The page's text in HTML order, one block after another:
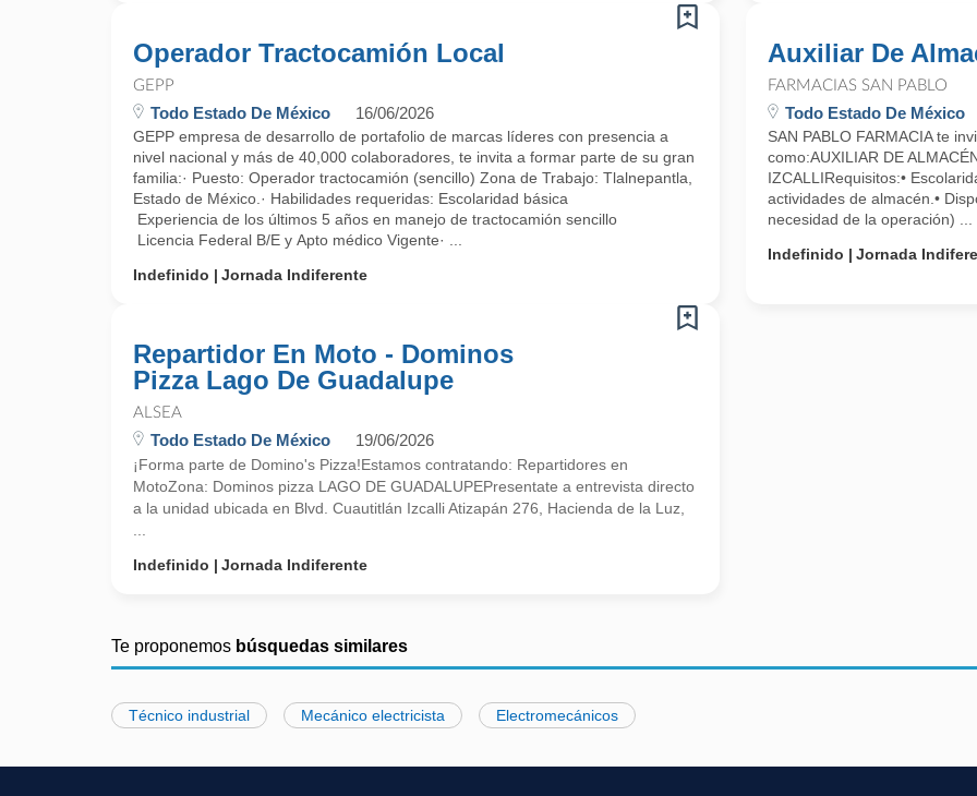
Operador Tractocamión Local
GEPP
Todo Estado De México 16/06/2026
GEPP empresa de desarrollo de portafolio de marcas líderes con presencia a
nivel nacional y más de 40,000 colaboradores, te invita a formar parte de su gran
familia:· Puesto: Operador tractocamión (sencillo) Zona de Trabajo: Tlalnepantla,
Estado de México.· Habilidades requeridas: Escolaridad básica
Experiencia de los últimos 5 años en manejo de tractocamión sencillo
Licencia Federal B/E y Apto médico Vigente· ...
Indefinido
Jornada Indiferente
Auxiliar De
FARMACIAS SAN PABLO
Todo Estado De México
SAN PABLO FARMACIA te
como:AUXILIAR DE
IZCALLIRequisitos:•
actividades de almacén.•
necesidad de la operación) ...
Indefinido
Jornada
Repartidor En Moto - Dominos
Pizza Lago De Guadalupe
ALSEA
Todo Estado De México 19/06/2026
¡Forma parte de Domino's Pizza!Estamos contratando: Repartidores en
MotoZona: Dominos pizza LAGO DE GUADALUPEPresentate a entrevista directo
a la unidad ubicada en Blvd. Cuautitlán Izcalli Atizapán 276, Hacienda de la Luz,
Indefinido
Jornada Indiferente
Te proponemos búsquedas similares
Técnico industrial Mecánico electricista Electromecánicos